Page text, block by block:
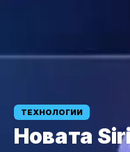
ТЕХНОЛОГИИ
Новата